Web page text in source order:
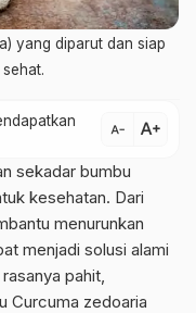
yang diparut dan siap
text_decrease text_increase
sekadar bumbu
kesehatan. Dari
menurunkan
menjadi solusi alami
pahit,
Curcuma zedoaria